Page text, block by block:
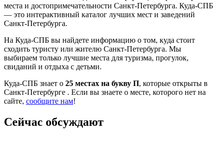
места и достопримечательности Санкт-Петербурга. Куда-СПБ
— это интерактивный каталог лучших мест и заведений
Санкт-Петербурга.
На Куда-СПБ вы найдете информацию о том, куда стоит
сходить туристу или жителю Санкт-Петербурга. Мы
выбираем только лучшие места для туризма, прогулок,
свиданий и отдыха с детьми.
Куда-СПБ знает о 25 местах на букву П, которые открыты в
Санкт-Петербурге . Если вы знаете о месте, которого нет на
сайте, сообщите нам!
Сейчас обсуждают